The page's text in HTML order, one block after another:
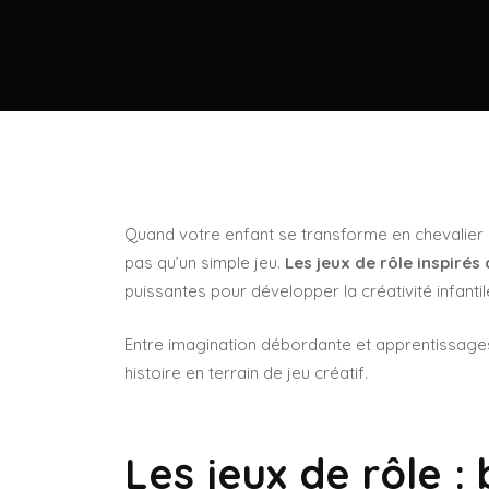
Quand votre enfant se transforme en
pas qu’un simple jeu. Les jeux de rôle inspirés
puissantes pour développer la créativité
Entre imagination débordante et
histoire en terrain de jeu créatif.
Les jeux de rôle :